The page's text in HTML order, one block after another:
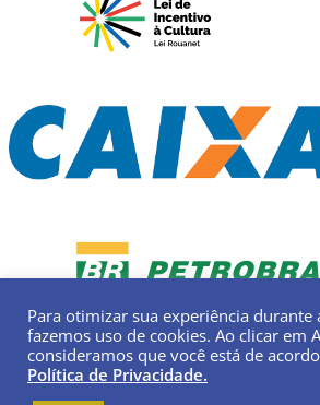
Para otimizar sua experiência durante
fazemos uso de cookies. Ao clicar em
consideramos que você está de
Política de Privacidade.